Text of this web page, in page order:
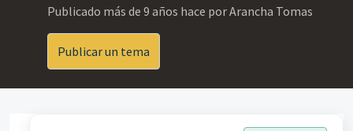
Publicado más de 9 años hace por Arancha Tomas
Publicar un tema